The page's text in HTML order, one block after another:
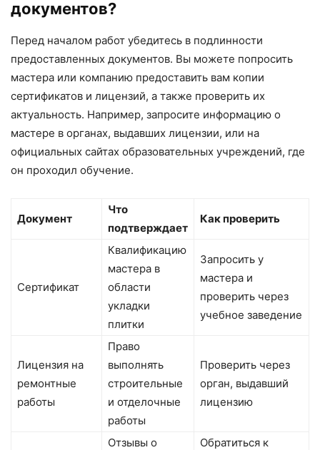
документов?
Перед началом работ убедитесь в подлинности
предоставленных документов. Вы можете попросить
мастера или компанию предоставить вам копии
сертификатов и лицензий, а также проверить их
актуальность. Например, запросите информацию о
мастере в органах, выдавших лицензии, или на
официальных сайтах образовательных учреждений, где
он проходил обучение.
Документ
Что
подтверждает
Как проверить
Сертификат
Квалификацию
мастера в
области
укладки
плитки
Запросить у
мастера и
проверить через
учебное заведение
Лицензия на
ремонтные
работы
Право
выполнять
строительные
и отделочные
работы
Проверить через
орган, выдавший
лицензию
Отзывы о
Обратиться к